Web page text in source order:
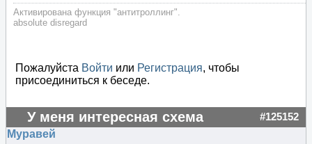
Активирована функция "антитроллинг".
absolute disregard
Пожалуйста Войти или Регистрация, чтобы
присоединиться к беседе.
У меня интересная схема #125152
Муравей